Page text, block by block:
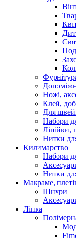
Ножі,
Клей,
Для
Набори
Лінійки,
Нитки
Килимарство
Набори
Нитки
Макраме,
Шнури
Ліпка